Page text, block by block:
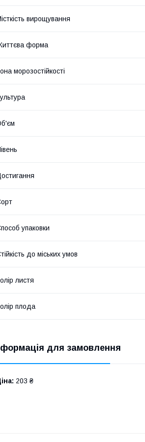
вирощування
форма
морозостійкості
упаковки
до міських умов
листя
плода
для замовлення
203 ₴